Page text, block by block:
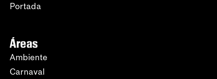
Portada
Áreas
Ambiente
Carnaval